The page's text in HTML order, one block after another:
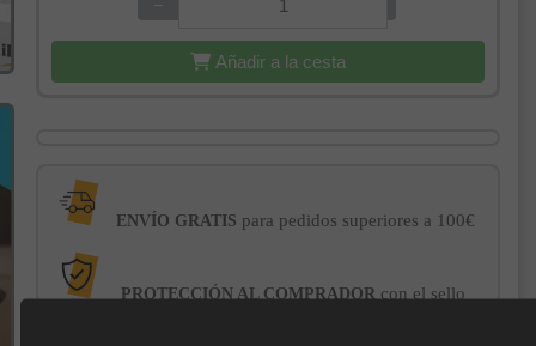
−
Añadir a la cesta
ENVÍO GRATIS para pedidos superiores a 100€
PROTECCIÓN AL COMPRADOR con el sello